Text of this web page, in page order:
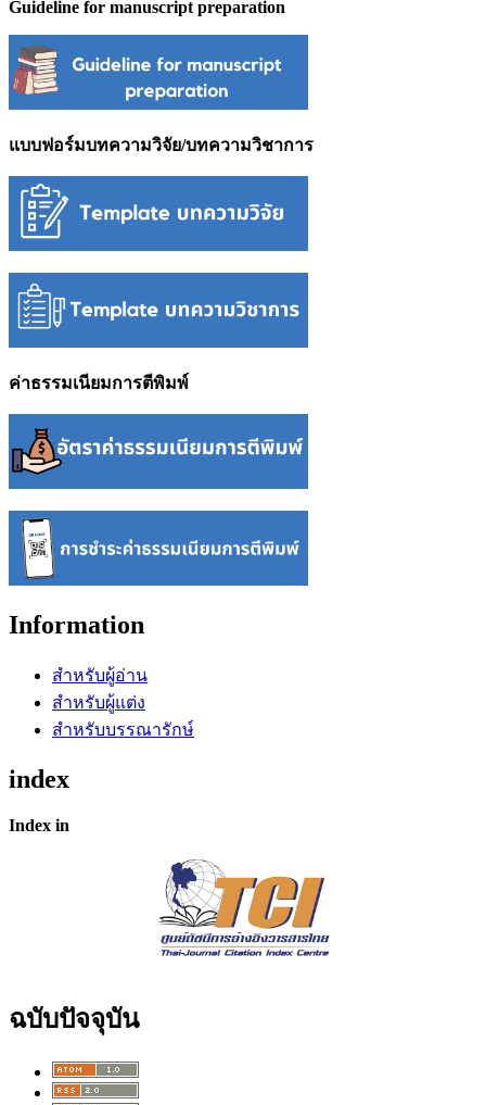
Guideline for manuscript preparation
แบบฟอร์มบทความวิจัย/บทความวิชาการ
ค่าธรรมเนียมการตีพิมพ์
Information
สำหรับผู้อ่าน
สำหรับผู้แต่ง
สำหรับบรรณารักษ์
index
Index in
ฉบับปัจจุบัน